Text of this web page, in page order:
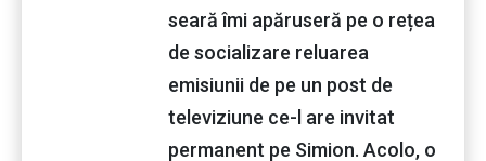
seară îmi apăruseră pe o rețea
de socializare reluarea
emisiunii de pe un post de
televiziune ce-l are invitat
permanent pe Simion. Acolo, o